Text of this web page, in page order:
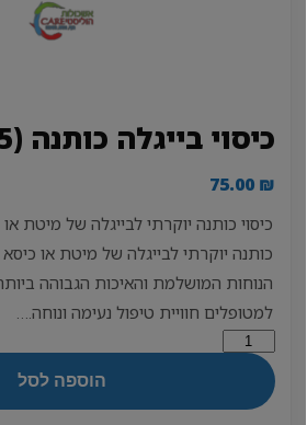
כיסוי בייגלה כותנה (5 יחדות)
75.00 ₪
כיסוי כותנה יוקרתי לבייגלה של מיטת או
כותנה יוקרתי לבייגלה של מיטת או
הנוחות המושלמת והאיכות הגבוהה
למטופלים חוויית טיפול נעימה ונוחה.…
כמות
של
כיסוי
בייגלה
הוספה לסל